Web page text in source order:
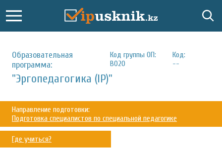
Образовательная
программа:
Код группы ОП:
В020
Код:
--
"Эргопедагогика (IP)"
Направление подготовки:
Подготовка специалистов по специальной педагогике
Где учиться?